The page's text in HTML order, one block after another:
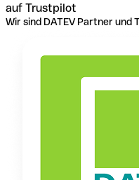
auf Trustpilot
Wir sind DATEV Partner und